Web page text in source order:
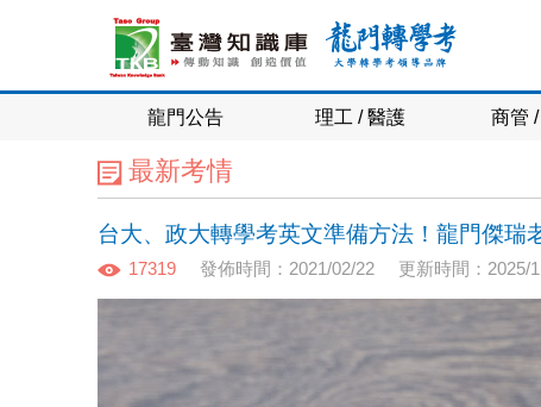
龍門公告 理工 / 醫護 商管
最新考情
台大、政大轉學考英文準備方法！龍門傑瑞
17319 發佈時間：2021/02/22 更新時間：2025/